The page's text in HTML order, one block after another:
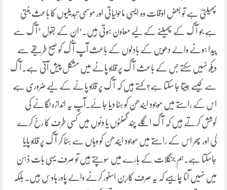
پھیلتی ہے تو بعض اوقات وہ ایسی ماحولیاتی اور موسمی تبدیلیوں کا باعث بنتی
ہے جو آگ کے پھیلنے کے لیے معاون ہوتی ہیں۔‘ان کے بقول ’آگ سے
پیدا ہونے والے دھویں کے بادلوں کے باعث آپ آگ کو صیح طریقے سے
دیکھ نہیں سکتے جس کے باعث آگ پر قابو پانے میں مشکل پیش آتی ہے۔آگ
سے کیسے جیتا جا سکتا ہے؟کہتے ہیں کہ آگ پر قابو پانے کے لیے ضروری ہے
اس کے راستے میں موجود ایندھن کو ہٹا دیا جائے۔آپ یہ اندازہ لگانے کی
کوشش کرتے ہیں کہ آگ اگلے چند گھنٹوں یا دنوں میں کسی طرف کا رخ کرے
گی اور پھر اس کے راستے میں موجود ایندھن کو وہاں سے ہٹا کر آگ پر قابو پایا
جاسکتا ہے۔ہم جنگلات کے بارے میں سوچتے ہیں تو صرف یہی بات ذہن
میں نہیں آنا چاہیے کہ یہ صرف کاربن اسٹور کرنے والے پاور ہاو س ہیں۔ بلکہ